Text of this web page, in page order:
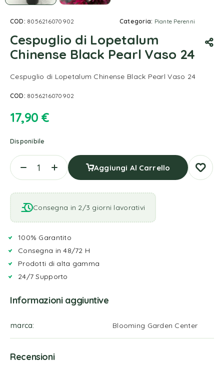
COD: 8056216070902 Categoria: Piante Perenni
Cespuglio di Lopetalum
Chinense Black Pearl Vaso 24
Cespuglio di Lopetalum Chinense Black Pearl Vaso 24
COD: 8056216070902
17,90 €
Disponibile
Aggiungi Al Carrello
Consegna in 2/3 giorni lavorativi
100% Garantito
Consegna in 48/72 H
Prodotti di alta gamma
24/7 Supporto
Informazioni aggiuntive
marca Blooming Garden Center
Recensioni